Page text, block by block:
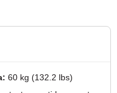
60 kg (132.2 lbs)